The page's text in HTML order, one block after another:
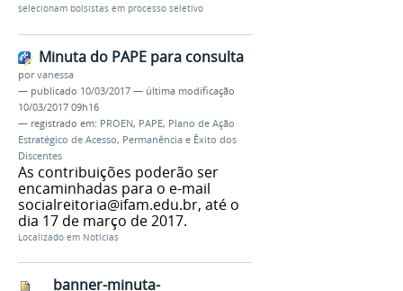
selecionam bolsistas em processo seletivo
Minuta do PAPE para consulta
porvanessa
— publicado 10/03/2017 — última modificação
10/03/2017 09h16
— registrado em: PROEN, PAPE, Plano de Ação
Estratégico de Acesso, Permanência e Êxito dos
Discentes
As contribuições poderão ser
encaminhadas para o e-mail
socialreitoria@ifam.edu.br, até o
dia 17 de março de 2017.
Localizado em Notícias
banner-minuta-